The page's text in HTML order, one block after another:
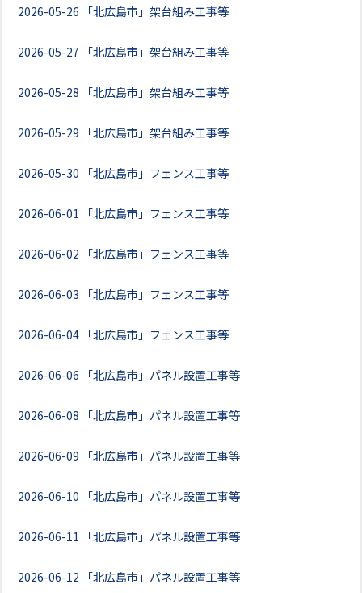
2026-05-26 「北広島市」架台組み工事等
2026-05-27 「北広島市」架台組み工事等
2026-05-28 「北広島市」架台組み工事等
2026-05-29 「北広島市」架台組み工事等
2026-05-30 「北広島市」フェンス工事等
2026-06-01 「北広島市」フェンス工事等
2026-06-02 「北広島市」フェンス工事等
2026-06-03 「北広島市」フェンス工事等
2026-06-04 「北広島市」フェンス工事等
2026-06-06 「北広島市」パネル設置工事等
2026-06-08 「北広島市」パネル設置工事等
2026-06-09 「北広島市」パネル設置工事等
2026-06-10 「北広島市」パネル設置工事等
2026-06-11 「北広島市」パネル設置工事等
2026-06-12 「北広島市」パネル設置工事等